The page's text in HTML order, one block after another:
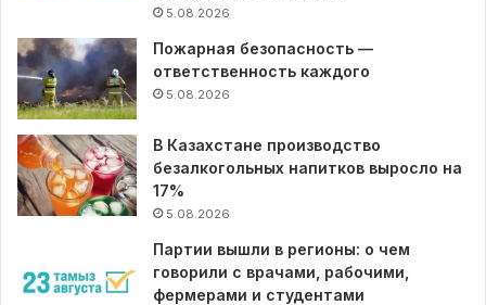
5.08.2026
Пожарная безопасность —
ответственность каждого
5.08.2026
В Казахстане производство
безалкогольных напитков выросло на
17%
5.08.2026
Партии вышли в регионы: о чем
говорили с врачами, рабочими,
фермерами и студентами